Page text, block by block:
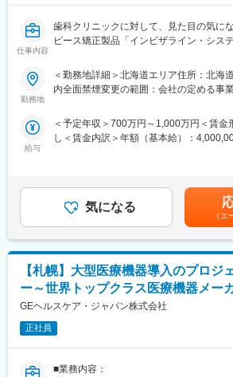
の生活と人生をよりよいものにすること
す。撮影からAIを搭載したソフトウエア
きることが強みです。
を行います。
※宿泊を伴う国内出張あり。日本全国の大
■担当製品：
を、体に発生させた特殊な電場で阻害す
す。セラミック製の電極パッド（アレイ
同製品による治療は投薬治療や放射線治
作用が少ないことが特徴で、5年生存率
して一定の有用性が実証されています。
※2017年に保険収載が開始され、現在は
不能な進行・再発の非小細胞肺癌（
ます。
■入社後の流れ：
東京での2～3週間（予定）の研修を終え
仕事内容
歯科クリニックに対して、見た目の気に
ピース矯正製品「インビザライン・シス
ニックのデジタル化・DXを推進しており
■職務詳細
ナーの開催
・歯科医やKOLとの関係構築
が多いです。商談は基本的にアポイント
動を実施しています。
■マウスピース矯正とは
透明に近いマウスピース型の矯正装置（
して歯並びを綺麗にする治療方法です。
て作製されるアライナーを装着し、治療
間ごとに新しいアライナーに交換しなが
歯並びを矯正します。
■マウスピース矯正のメリット（従来のワ
■マウスピース矯正「インビザライン・シ
勤務地
＜勤務地詳細＞北海道エリア住所：北海
内全面禁煙変更の範囲：会社の定める事
給与
＜予定年収＞700万円～1,000万円＜賃金
し＜賃金内訳＞年額（基本給）：
んが、営業手当が支給されます。※年収
します。賃金はあくまでも目安の金額で
する可能性があります。月給(月額)は固
気になる
（エ
【札幌】大型医療機器導入のプロジ
ー～世界トップクラス医療機器メー
GEヘルスケア・ジャパン株式会社
正社員
■業務内容：